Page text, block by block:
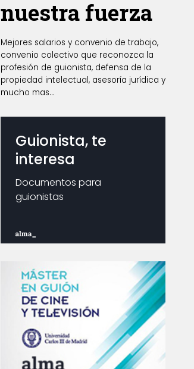
nuestra fuerza
Mejores salarios y convenio de trabajo,
convenio colectivo que reconozca la
profesión de guionista, defensa de la
propiedad intelectual, asesoría jurídica y
mucho mas...
Guionista, te
interesa
Documentos para
guionistas